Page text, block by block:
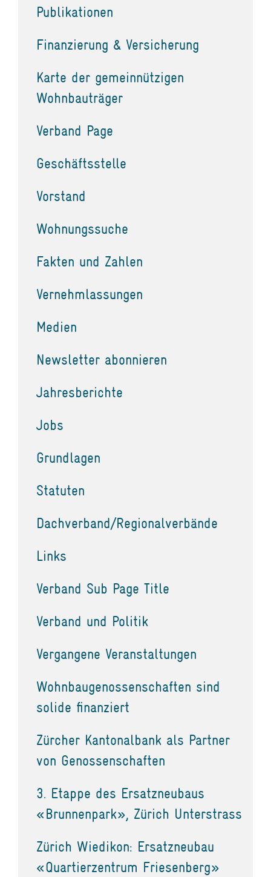
Publikationen
Finanzierung & Versicherung
Karte der gemeinnützigen
Wohnbauträger
Verband Page
Geschäftsstelle
Vorstand
Wohnungssuche
Fakten und Zahlen
Vernehmlassungen
Medien
Newsletter abonnieren
Jahresberichte
Jobs
Grundlagen
Statuten
Dachverband/Regionalverbände
Links
Verband Sub Page Title
Verband und Politik
Vergangene Veranstaltungen
Wohnbaugenossenschaften sind
solide finanziert
Zürcher Kantonalbank als Partner
von Genossenschaften
3. Etappe des Ersatzneubaus
«Brunnenpark», Zürich Unterstrass
Zürich Wiedikon: Ersatzneubau
«Quartierzentrum Friesenberg»